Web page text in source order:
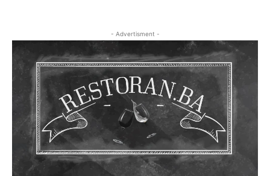
- Advertisment -